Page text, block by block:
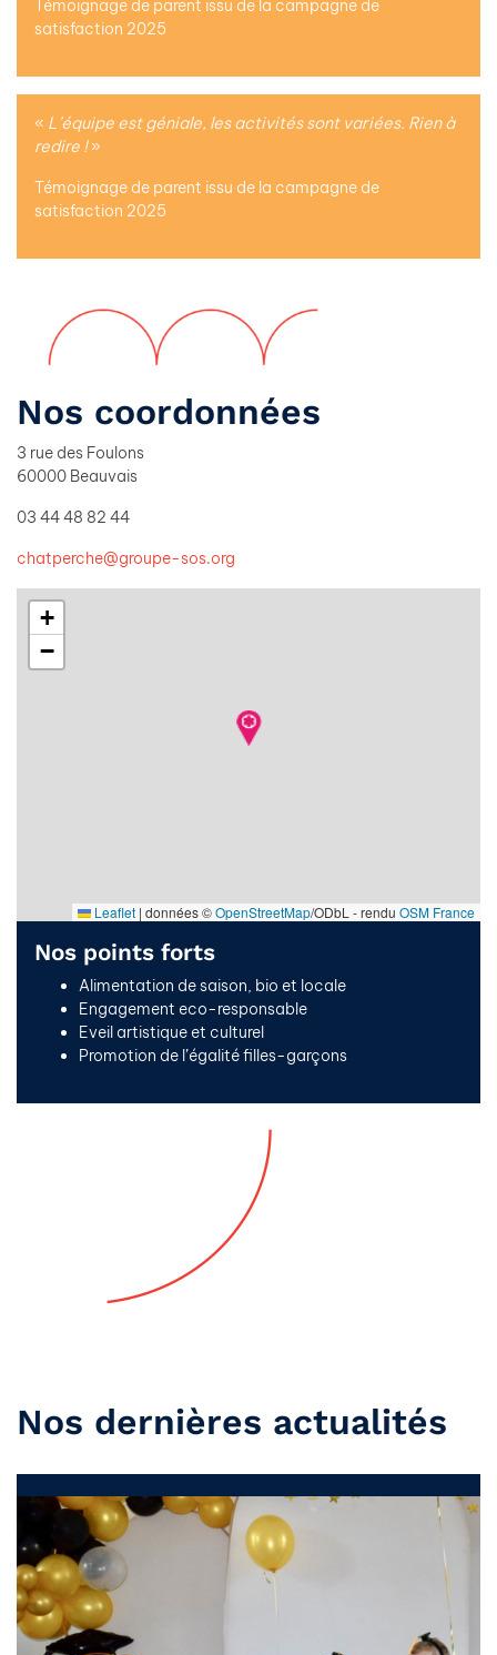
Témoignage de parent issu de la campagne de
satisfaction 2025
« L’équipe est géniale, les activités sont variées. Rien à
redire !»
Témoignage de parent issu de la campagne de
satisfaction 2025
Nos coordonnées
3 rue des Foulons
60000 Beauvais
03 44 48 82 44
chatperche@groupe-sos.org
+
−
Leaflet | données ©OpenStreetMap/ODbL - rendu OSM France
Nos points forts
Alimentation de saison, bio et locale
Engagement eco-responsable
Eveil artistique et culturel
Promotion de l’égalité filles-garçons
Nos dernières actualités